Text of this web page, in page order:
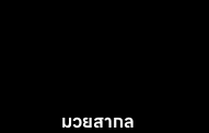
มวยสากล